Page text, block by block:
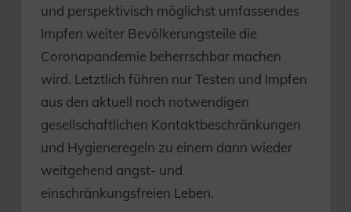
und perspektivisch möglichst umfassendes
Impfen weiter Bevölkerungsteile die
Coronapandemie beherrschbar machen
wird. Letztlich führen nur Testen und Impfen
aus den aktuell noch notwendigen
gesellschaftlichen Kontaktbeschränkungen
und Hygieneregeln zu einem dann wieder
weitgehend angst- und
einschränkungsfreien Leben.